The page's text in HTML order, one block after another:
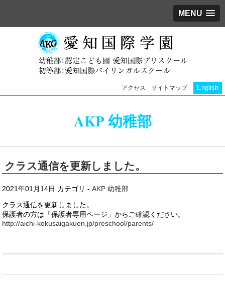
MENU
アクセス サイトマップ English
AKP 幼稚部
クラス通信を更新しました。
2021年01月14日 カテゴリ -AKP 幼稚部
クラス通信を更新しました。
保護者の方は「保護者専用ページ」からご確認ください。
http://aichi-kokusaigakuen.jp/preschool/parents/